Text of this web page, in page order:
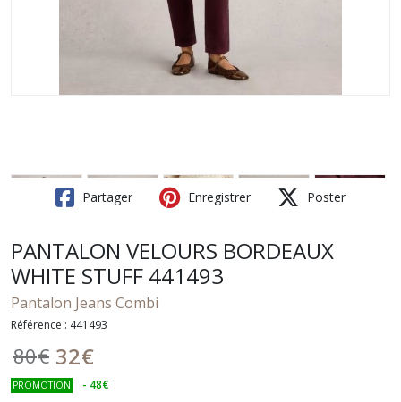
Partager Enregistrer Poster
PANTALON VELOURS BORDEAUX
WHITE STUFF 441493
Pantalon Jeans Combi
Référence : 441493
80€ 32€
PROMOTION - 48€